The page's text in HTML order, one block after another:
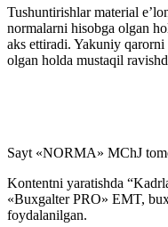
Tushuntirishlar material
normalarni hisobga olgan
aks ettiradi. Yakuniy
olgan holda mustaqil
Sayt «NORMA» MChJ
Kontentni yaratishda
«Buxgalter PRO» EMT,
foydalanilgan.